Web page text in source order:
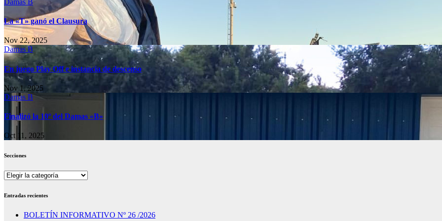
La «T» ganó el Clausura
Nov 22, 2025
Damas B
En juego Play Off e instancia de descenso
Nov 1, 2025
Damas B
Finalizó la 10º del Damas «B»
Oct 11, 2025
Secciones
Secciones
Entradas recientes
BOLETÍN INFORMATIVO Nº 26 /2026